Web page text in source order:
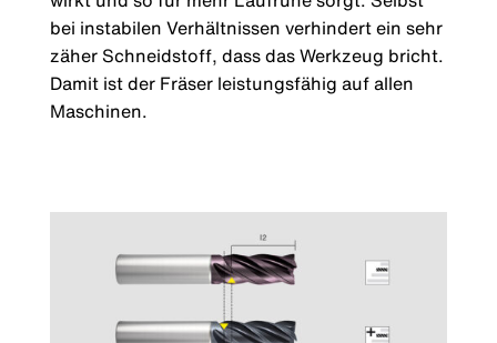
bei instabilen Verhältnissen verhindert ein sehr
zäher Schneidstoff, dass das Werkzeug bricht.
Damit ist der Fräser leistungsfähig auf allen
Maschinen.